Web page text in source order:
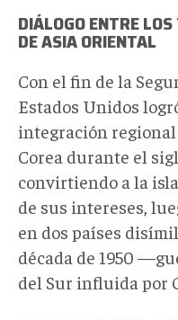
DIÁLOGO ENTRE
DE ASIA ORIENTAL
Con el fin de la
Estados Unidos
integración
Corea durante el
convirtiendo a la
de sus intereses,
en dos países
década de 1950
del Sur influida por